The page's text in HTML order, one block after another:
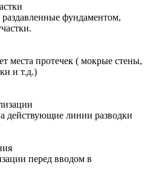
фундаментом,
места протечек ( мокрые стены,
и т.д.)
действующие линии разводки
перед вводом в